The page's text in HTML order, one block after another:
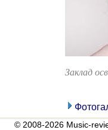
Заклад
© 2008-2026 Music-